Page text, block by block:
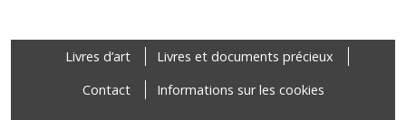
Livres d’art
Livres et documents précieux
Contact
Informations sur les cookies